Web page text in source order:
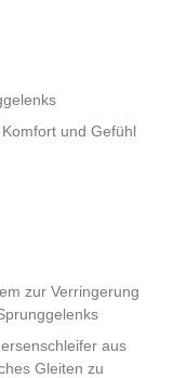
und Gefühl
zur Verringerung
aus
Gleiten zu